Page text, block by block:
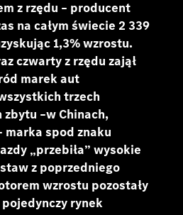
z rzędu – producent
na całym świecie 2 339
1,3% wzrostu.
czwarty z rzędu zajął
marek aut
trzech
zbytu –w Chinach,
marka spod znaku
„przebiła” wysokie
z poprzedniego
wzrostu pozostały
rynek